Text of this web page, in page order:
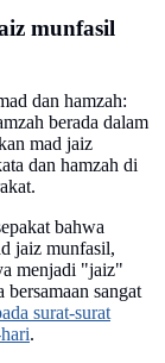
munfasil
dan hamzah:
berada dalam
mad jaiz
dan hamzah di
bahwa
jaiz munfasil,
menjadi "jaiz"
sangat
surat-surat
.